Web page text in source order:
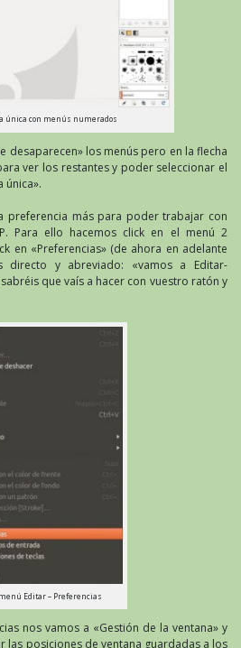
única con menús numerados
desaparecen» los menús pero en la flecha
ver los restantes y poder seleccionar el
única».
preferencia más para poder trabajar con
Para ello hacemos click en el menú 2
en «Preferencias» (de ahora en adelante
directo y abreviado: «vamos a Editar-
que vaís a hacer con vuestro ratón y
Editar – Preferencias
nos vamos a «Gestión de la ventana» y
las posiciones de ventana guardadas a los